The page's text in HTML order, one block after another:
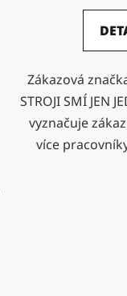
Zákazová
STROJI SMÍ JEN
vyznačuje
více